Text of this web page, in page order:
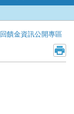
回饋金資訊公開專區